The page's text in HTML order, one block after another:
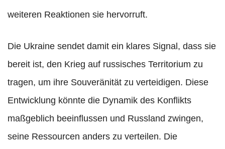
weiteren Reaktionen sie hervorruft.
Die Ukraine sendet damit ein klares Signal, dass sie
bereit ist, den Krieg auf russisches Territorium zu
tragen, um ihre Souveränität zu verteidigen. Diese
Entwicklung könnte die Dynamik des Konflikts
maßgeblich beeinflussen und Russland zwingen,
seine Ressourcen anders zu verteilen. Die